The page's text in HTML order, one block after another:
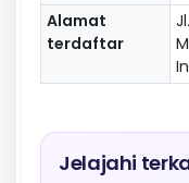
Alamat
terdaftar
Jelajahi